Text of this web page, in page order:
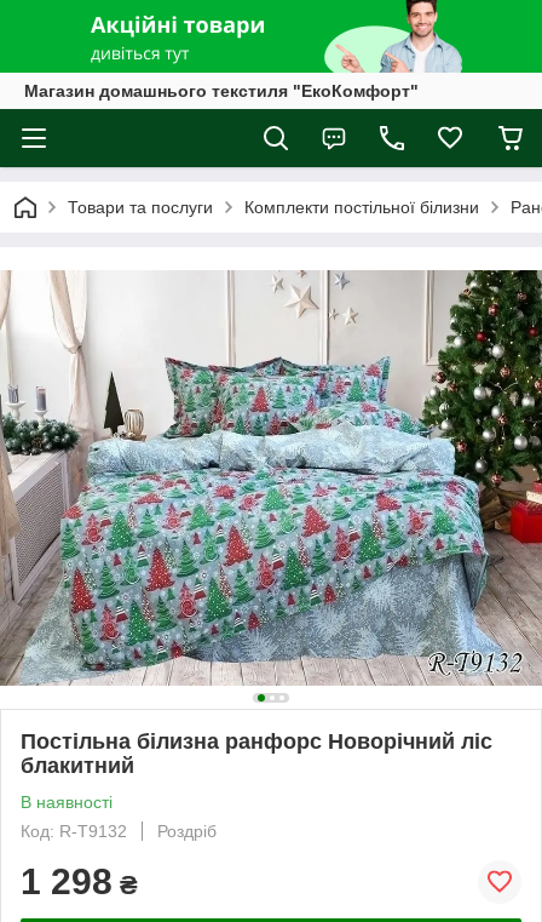
Магазин домашнього текстиля "ЕкоКомфорт"
Товари та послуги Комплекти постільної білизни
Постільна білизна ранфорс Новорічний ліс
блакитний
В наявності
Код: R-T9132
Роздріб
1 298 ₴